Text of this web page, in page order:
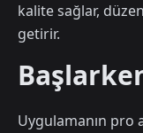
kalite sağlar,
getirir.
Uygulamanın